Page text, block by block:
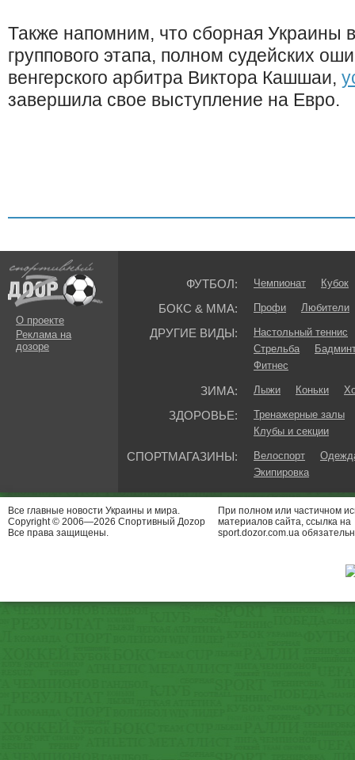
Также напомним, что сборная Украины
группового этапа, полном судейских
венгерского арбитра Виктора Кашшаи,
завершила свое выступление на Евро.
О проекте
Реклама на
дозоре
ФУТБОЛ: Чемпионат Кубок
БОКС & ММА: Профи Любители
ДРУГИЕ ВИДЫ:
Настольный теннис
Стрельба
Фитнес
ЗИМА: Лыжи Коньки
ЗДОРОВЬЕ:
Тренажерные залы
Клубы и секции
СПОРТМАГАЗИНЫ: Велоспорт
Экипировка
Все главные новости Украины и мира.
Copyright © 2006—2026 Спортивный Доzор
Все права защищены.
При полном или частичном
материалов сайта, ссылка на
sport.dozor.com.ua